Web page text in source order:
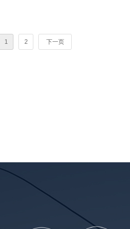
1 2 下一页